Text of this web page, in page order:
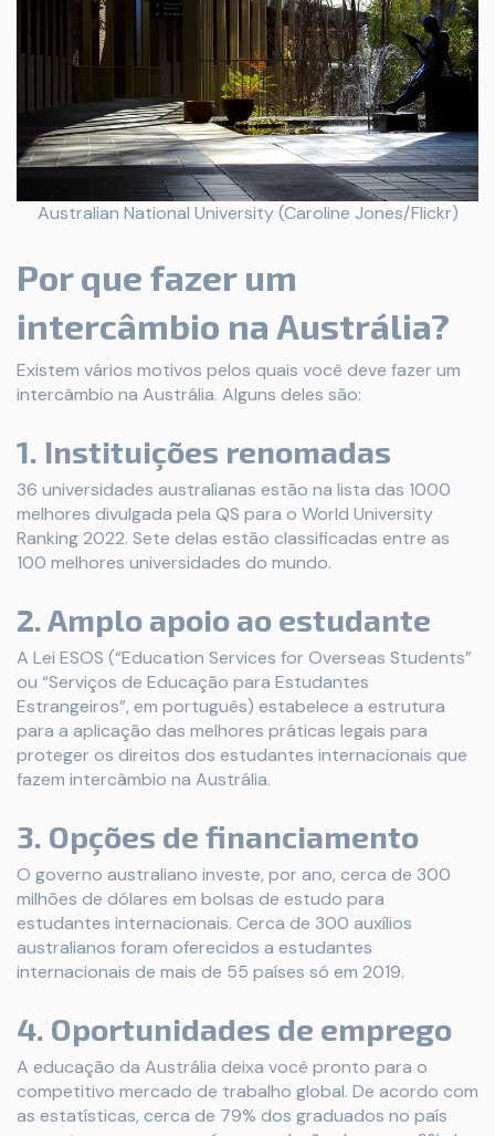
Australian National University (Caroline Jones/Flickr)
Por que fazer um
intercâmbio na Austrália?
Existem vários motivos pelos quais você deve fazer um
intercâmbio na Austrália. Alguns deles são:
1. Instituições renomadas
36 universidades australianas estão na lista das 1000
melhores divulgada pela QS para o World University
Ranking 2022. Sete delas estão classificadas entre as
100 melhores universidades do mundo.
2. Amplo apoio ao estudante
A Lei ESOS (“Education Services for Overseas Students”
ou “Serviços de Educação para Estudantes
Estrangeiros”, em português) estabelece a estrutura
para a aplicação das melhores práticas legais para
proteger os direitos dos estudantes internacionais que
fazem intercâmbio na Austrália.
3. Opções de financiamento
O governo australiano investe, por ano, cerca de 300
milhões de dólares em bolsas de estudo para
estudantes internacionais. Cerca de 300 auxílios
australianos foram oferecidos a estudantes
internacionais de mais de 55 países só em 2019.
4. Oportunidades de emprego
A educação da Austrália deixa você pronto para o
competitivo mercado de trabalho global. De acordo com
as estatísticas, cerca de 79% dos graduados no país